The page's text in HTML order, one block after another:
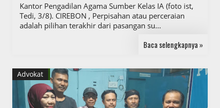
Kantor Pengadilan Agama Sumber Kelas IA (foto ist,
Tedi, 3/8). CIREBON , Perpisahan atau perceraian
adalah pilihan terakhir dari pasangan su...
Baca selengkapnya »
Advokat